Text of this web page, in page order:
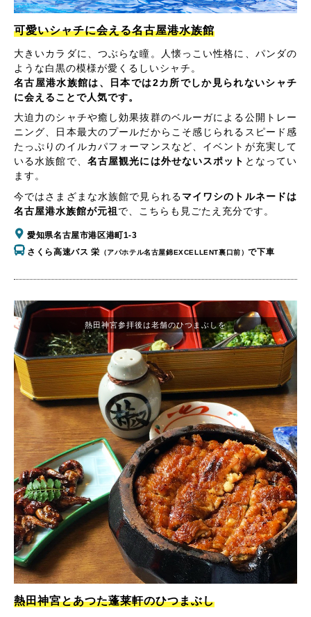
可愛いシャチに会える名古屋港水族館
大きいカラダに、つぶらな瞳。人懐っこい性格に、パンダの
ような白黒の模様が愛くるしいシャチ。
名古屋港水族館は、日本では2カ所でしか見られないシャチ
に会えることで人気です。
大迫力のシャチや癒し効果抜群のベルーガによる公開トレー
ニング、日本最大のプールだからこそ感じられるスピード感
たっぷりのイルカパフォーマンスなど、イベントが充実して
いる水族館で、 名古屋観光には外せないスポット となってい
ます。
今ではさまざまな水族館で見られるマイワシのトルネードは
名古屋港水族館が元祖 で、こちらも見ごたえ充分です。
愛知県名古屋市港区港町1-3
さくら高速バス 栄 （アパホテル名古屋錦EXCELLENT裏口前）で下車
熱田神宮とあつた蓬莱軒のひつまぶし
熱田神宮参拝後は老舗のひつまぶしを